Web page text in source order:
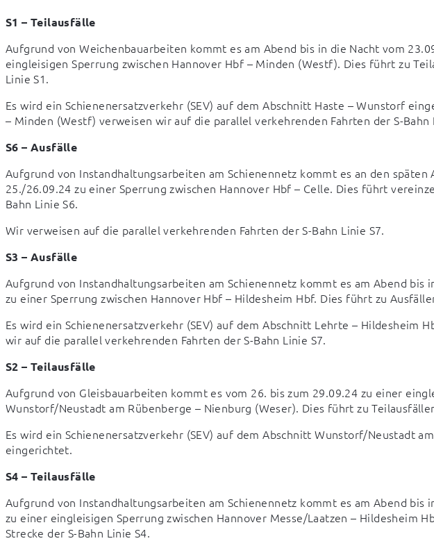
S1 – Teilausfälle
Aufgrund von Weichenbauarbeiten kommt es am Abend bis in die Nacht vom
eingleisigen Sperrung zwischen Hannover Hbf – Minden (Westf). Dies führt zu
Linie S1.
Es wird ein Schienenersatzverkehr (SEV) auf dem Abschnitt Haste – Wunstorf
– Minden (Westf) verweisen wir auf die parallel verkehrenden Fahrten der S-Bahn
S6 – Ausfälle
Aufgrund von Instandhaltungsarbeiten am Schienennetz kommt es an den späten
25./26.09.24 zu einer Sperrung zwischen Hannover Hbf – Celle. Dies führt
Bahn Linie S6.
Wir verweisen auf die parallel verkehrenden Fahrten der S-Bahn Linie S7.
S3 – Ausfälle
Aufgrund von Instandhaltungsarbeiten am Schienennetz kommt es am Abend bis
zu einer Sperrung zwischen Hannover Hbf – Hildesheim Hbf. Dies führt zu
Es wird ein Schienenersatzverkehr (SEV) auf dem Abschnitt Lehrte – Hildesheim
wir auf die parallel verkehrenden Fahrten der S-Bahn Linie S7.
S2 – Teilausfälle
Aufgrund von Gleisbauarbeiten kommt es vom 26. bis zum 29.09.24 zu einer
Wunstorf/Neustadt am Rübenberge – Nienburg (Weser). Dies führt zu
Es wird ein Schienenersatzverkehr (SEV) auf dem Abschnitt Wunstorf/Neustadt
eingerichtet.
S4 – Teilausfälle
Aufgrund von Instandhaltungsarbeiten am Schienennetz kommt es am Abend bis
zu einer eingleisigen Sperrung zwischen Hannover Messe/Laatzen – Hildesheim
Strecke der S-Bahn Linie S4.